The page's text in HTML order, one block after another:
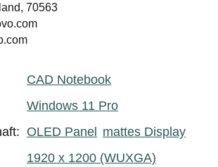
70563
CAD Notebook
Windows 11 Pro
OLED Panel mattes Display
1920 x 1200 (WUXGA)